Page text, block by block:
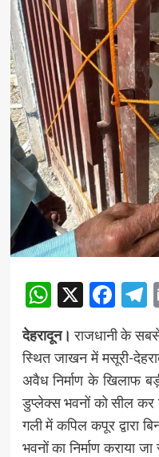
X
देहरादून। राजधानी के
स्थित जाखन में मसूरी-
अवैध निर्माण के खिलाफ
डुप्लेक्स भवनों को सील कर
गली में कपिल कपूर द्वारा
भवनों का निर्माण कराया